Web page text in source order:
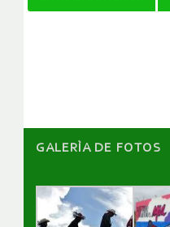
GALERÌA DE FOTOS